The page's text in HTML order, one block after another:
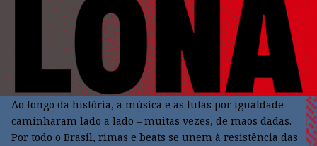
Ao longo da história, a música e as lutas por igualdade
caminharam lado a lado – muitas vezes, de mãos dadas.
Por todo o Brasil, rimas e beats se unem à resistência das